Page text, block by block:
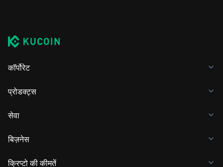
कॉर्पोरेट
प्रोडक्ट्स
सेवा
बिज़नेस
क्रिप्टो की कीमतें